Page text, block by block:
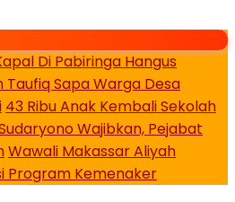
Di Pabiringa Hangus
Taufiq Sapa Warga Desa
43 Ribu Anak Kembali Sekolah
Wajibkan, Pejabat
Wawali Makassar Aliyah
Program Kemenaker